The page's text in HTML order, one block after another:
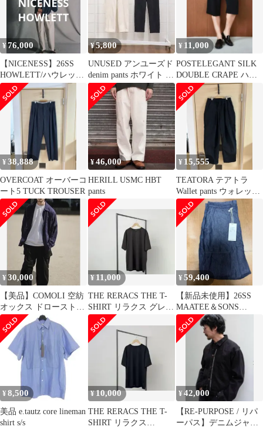
¥76,000
【NICENESS】26SS
HOWLETT/ハウレット
FADE BEIGE/M
¥5,800
UNUSED アンユーズド
denim pants ホワイト ワ
イドデニム
¥ 11,000
POSTELEGANT SILK
DOUBLE CRAPE ハー
フパンツ 40
¥38,888
OVERCOAT オーバーコ
ート5 TUCK TROUSER
¥46,000
HERILL USMC HBT
pants
¥ 15,555
TEATORA テアトラ
Wallet pants ウォレット
パンツ
¥30,000
【美品】COMOLI 空紡
オックス ドローストリ
ング パンツ サイズ1
¥11,000
THE RERACS THE T-
SHIRT リラクス グレー
GRAY 46
¥59,400
【新品未使用】26SS
MAATEE＆SONS
"DECK PANTS"サイズ1
¥ 8,500
美品 e.tautz core lineman
shirt s/s
¥10,000
THE RERACS THE T-
SHIRT リラクス
¥42,000
【RE-PURPOSE / リパ
ーパス】デニムジャン